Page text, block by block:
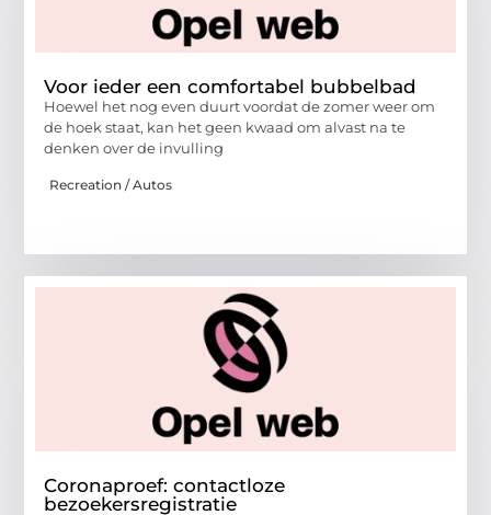
Voor ieder een comfortabel bubbelbad
Hoewel het nog even duurt voordat de zomer weer om
de hoek staat, kan het geen kwaad om alvast na te
denken over de invulling
Recreation / Autos
Coronaproef: contactloze
bezoekersregistratie